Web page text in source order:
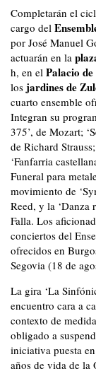
Completarán el
cargo del
por José Manuel
actuarán en la
h, en el Palacio
los jardines de
cuarto ensemble
Integran su
375’, de Mozart;
de Richard
‘Fanfarria
Funeral para
movimiento de
Reed, y la ‘Danza
Falla. Los
conciertos del
ofrecidos en
Segovia (18 de
La gira ‘La
encuentro cara a
contexto de
obligado a
iniciativa puesta
años de vida de la